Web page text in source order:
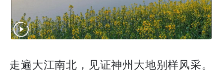
走遍大江南北，见证神州大地别样风采。